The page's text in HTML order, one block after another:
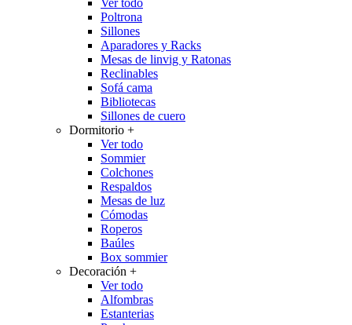
Ver todo
Poltrona
Sillones
Aparadores y Racks
Mesas de linvig y Ratonas
Reclinables
Sofá cama
Bibliotecas
Sillones de cuero
Dormitorio +
Ver todo
Sommier
Colchones
Respaldos
Mesas de luz
Cómodas
Roperos
Baúles
Box sommier
Decoración +
Ver todo
Alfombras
Estanterias